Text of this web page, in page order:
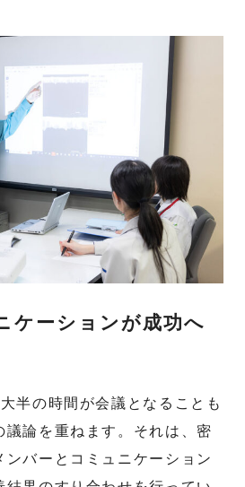
ケーションが成功へ
半の時間が会議となることも
議論を重ねます。それは、密
ンバーとコミュニケーション